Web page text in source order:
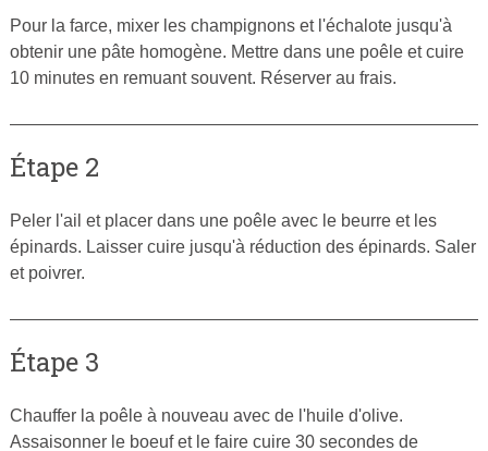
Pour la farce, mixer les champignons et l'échalote jusqu'à
obtenir une pâte homogène. Mettre dans une poêle et cuire
10 minutes en remuant souvent. Réserver au frais.
Étape 2
Peler l'ail et placer dans une poêle avec le beurre et les
épinards. Laisser cuire jusqu'à réduction des épinards. Saler
et poivrer.
Étape 3
Chauffer la poêle à nouveau avec de l'huile d'olive.
Assaisonner le boeuf et le faire cuire 30 secondes de